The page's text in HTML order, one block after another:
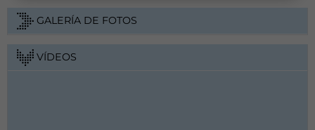
GALERÍA DE FOTOS
VÍDEOS